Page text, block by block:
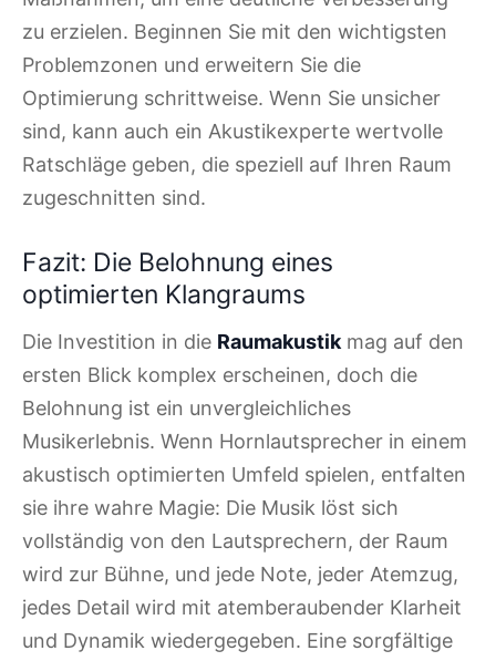
zu erzielen. Beginnen Sie mit den wichtigsten
Problemzonen und erweitern Sie die
Optimierung schrittweise. Wenn Sie unsicher
sind, kann auch ein Akustikexperte wertvolle
Ratschläge geben, die speziell auf Ihren Raum
zugeschnitten sind.
Fazit: Die Belohnung eines
optimierten Klangraums
Die Investition in die Raumakustik mag auf den
ersten Blick komplex erscheinen, doch die
Belohnung ist ein unvergleichliches
Musikerlebnis. Wenn Hornlautsprecher in einem
akustisch optimierten Umfeld spielen, entfalten
sie ihre wahre Magie: Die Musik löst sich
vollständig von den Lautsprechern, der Raum
wird zur Bühne, und jede Note, jeder Atemzug,
jedes Detail wird mit atemberaubender Klarheit
und Dynamik wiedergegeben. Eine sorgfältige